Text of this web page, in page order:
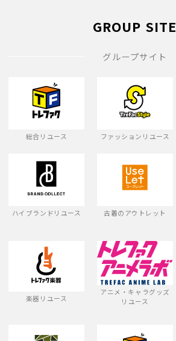
GROUP SITE
グループサイト
総合リユース ファッションリユース
ハイブランドリユース 古着のアウトレット
楽器リユース
アニメ・キャラグッズ
リユース